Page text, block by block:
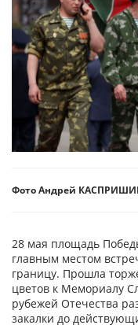
Фото Андрей
28 мая площадь
главным местом
границу. Прошла
цветов к Мемориалу
рубежей Отечества
закалки до